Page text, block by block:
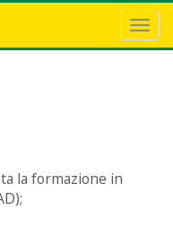
la formazione in